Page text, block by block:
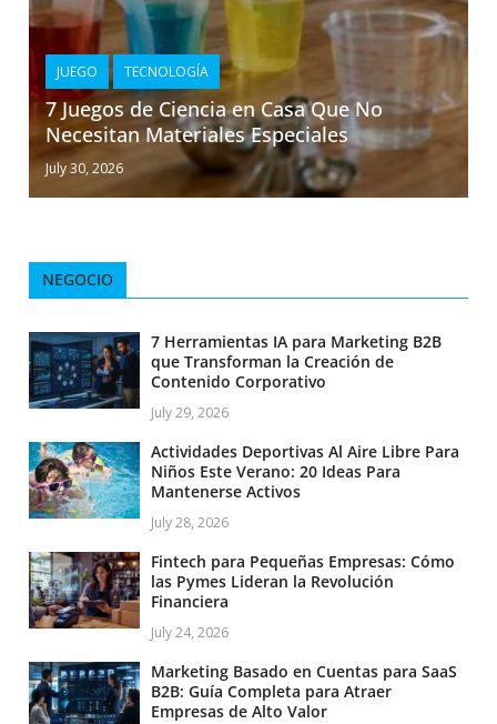
JUEGO TECNOLOGÍA
7 Juegos de Ciencia en Casa Que No
Necesitan Materiales Especiales
July 30, 2026
NEGOCIO
7 Herramientas IA para Marketing B2B
que Transforman la Creación de
Contenido Corporativo
July 29, 2026
Actividades Deportivas Al Aire Libre Para
Niños Este Verano: 20 Ideas Para
Mantenerse Activos
July 28, 2026
Fintech para Pequeñas Empresas: Cómo
las Pymes Lideran la Revolución
Financiera
July 24, 2026
Marketing Basado en Cuentas para SaaS
B2B: Guía Completa para Atraer
Empresas de Alto Valor